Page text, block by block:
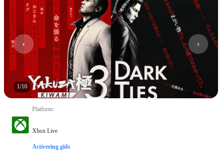
1/10
Platform:
Xbox Live
Activering gids